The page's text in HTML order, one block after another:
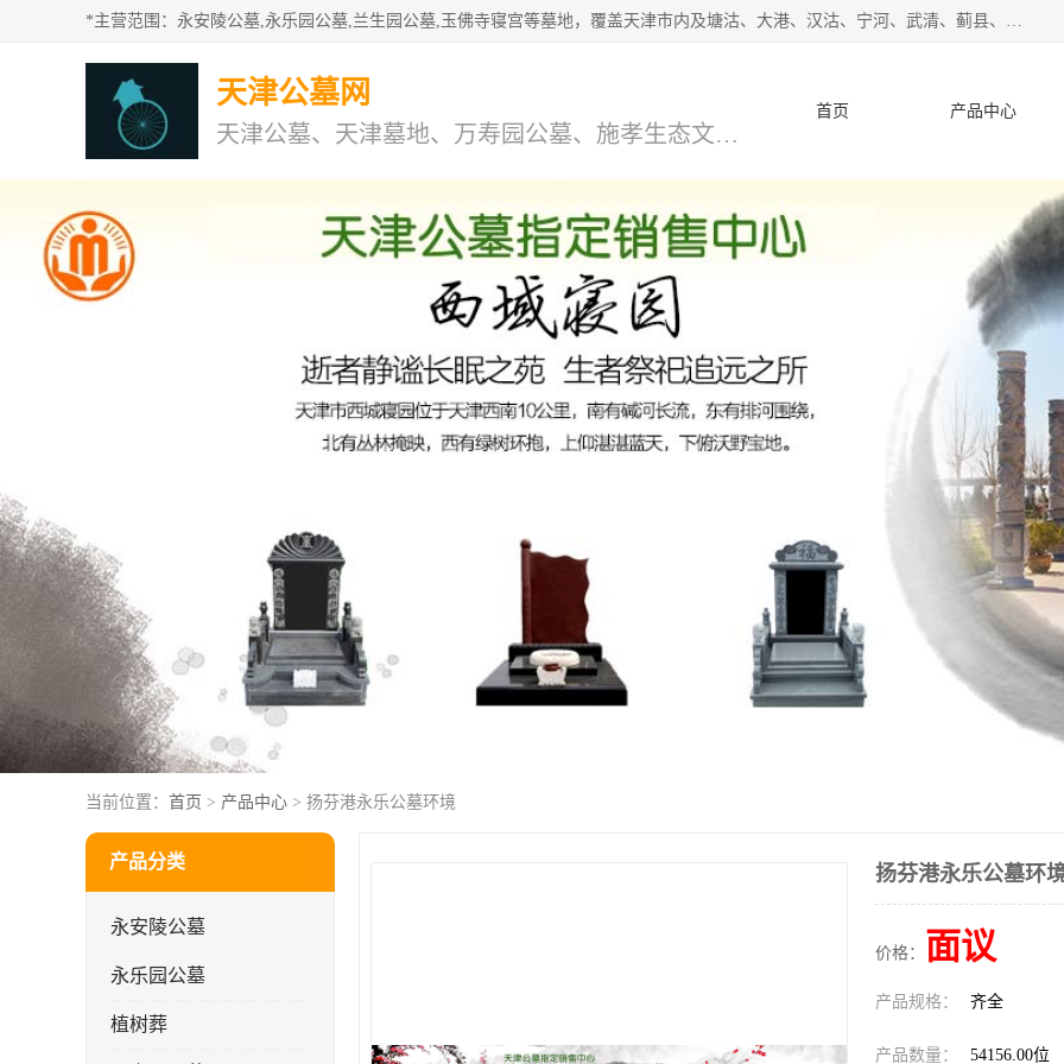
*主营范围：永安陵公墓,永乐园公墓,兰生园公墓,玉佛寺寝宫等墓地，覆盖天津市内及塘沽、大港、汉沽、宁河、武清、蓟县、静海、廊坊、北京、沧州等区域本中心由中国公墓网、天津公墓网、中国陵网、中国周易学会联合推举，我们的团队将会以优质的服务，竭诚为您服务，期待您的来电。
天津公墓网
天津公墓、天津墓地、万寿园公墓、施孝生态文化陵园
首页 产品中心
当前位置： 首页 > 产品中心 > 扬芬港永乐公墓环境
产品分类
永安陵公墓
永乐园公墓
植树葬
扬芬港永乐公墓环
价格： 面议
产品规格： 齐全
产品数量： 54156.00位